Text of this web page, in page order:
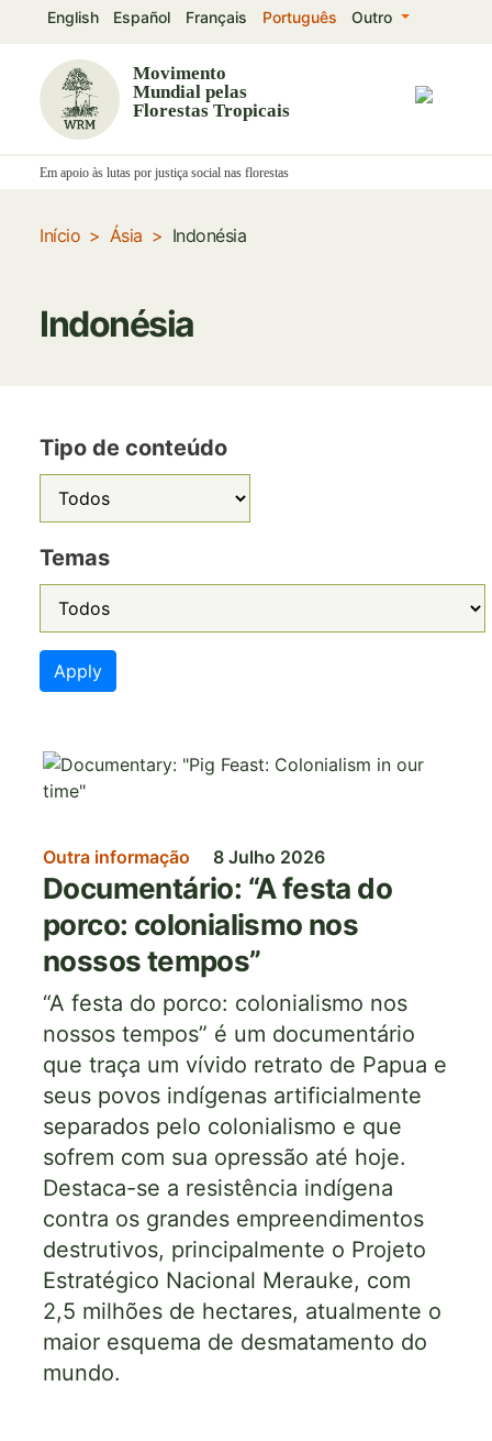
Passar
conteúdo
principal
Movimento
Mundial pelas
Florestas Tropicais
English Español Français Português Outro
Em apoio às lutas por justiça social nas florestas
Início Ásia Indonésia
Indonésia
Tipo de conteúdo
Temas
Apply
Imagem
Outra informação 8 Julho 2026
Documentário: “A festa do
porco: colonialismo nos
nossos tempos”
“A festa do porco: colonialismo nos
nossos tempos” é um documentário
que traça um vívido retrato de Papua e
seus povos indígenas artificialmente
separados pelo colonialismo e que
sofrem com sua opressão até hoje.
Destaca-se a resistência indígena
contra os grandes empreendimentos
destrutivos, principalmente o Projeto
Estratégico Nacional Merauke, com
2,5 milhões de hectares, atualmente o
maior esquema de desmatamento do
mundo.